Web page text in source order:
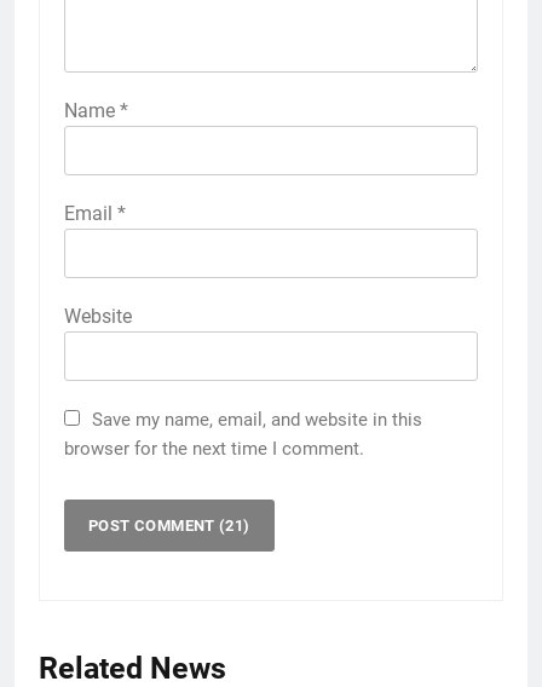
Name *
Email *
Website
Save my name, email, and website in this
browser for the next time I comment.
Related News